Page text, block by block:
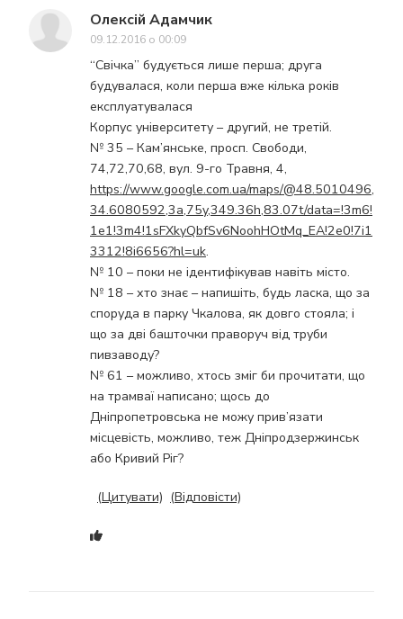
Олексій Адамчик
09.12.2016 о 00:09
“Свічка” будується лише перша; друга
будувалася, коли перша вже кілька років
експлуатувалася
Корпус університету – другий, не третій.
№ 35 – Кам’янське, просп. Свободи,
74,72,70,68, вул. 9-го Травня, 4,
https://www.google.com.ua/maps/@48.5010496,
34.6080592,3a,75y,349.36h,83.07t/data=!3m6!
1e1!3m4!1sFXkyQbfSv6NoohHOtMq_EA!2e0!7i1
3312!8i6656?hl=uk.
№ 10 – поки не ідентифікував навіть місто.
№ 18 – хто знає – напишіть, будь ласка, що за
споруда в парку Чкалова, як довго стояла; і
що за дві башточки праворуч від труби
пивзаводу?
№ 61 – можливо, хтось зміг би прочитати, що
на трамваї написано; щось до
Дніпропетровська не можу прив’язати
місцевість, можливо, теж Дніпродзержинськ
або Кривий Ріг?
(Цитувати) (Відповісти)